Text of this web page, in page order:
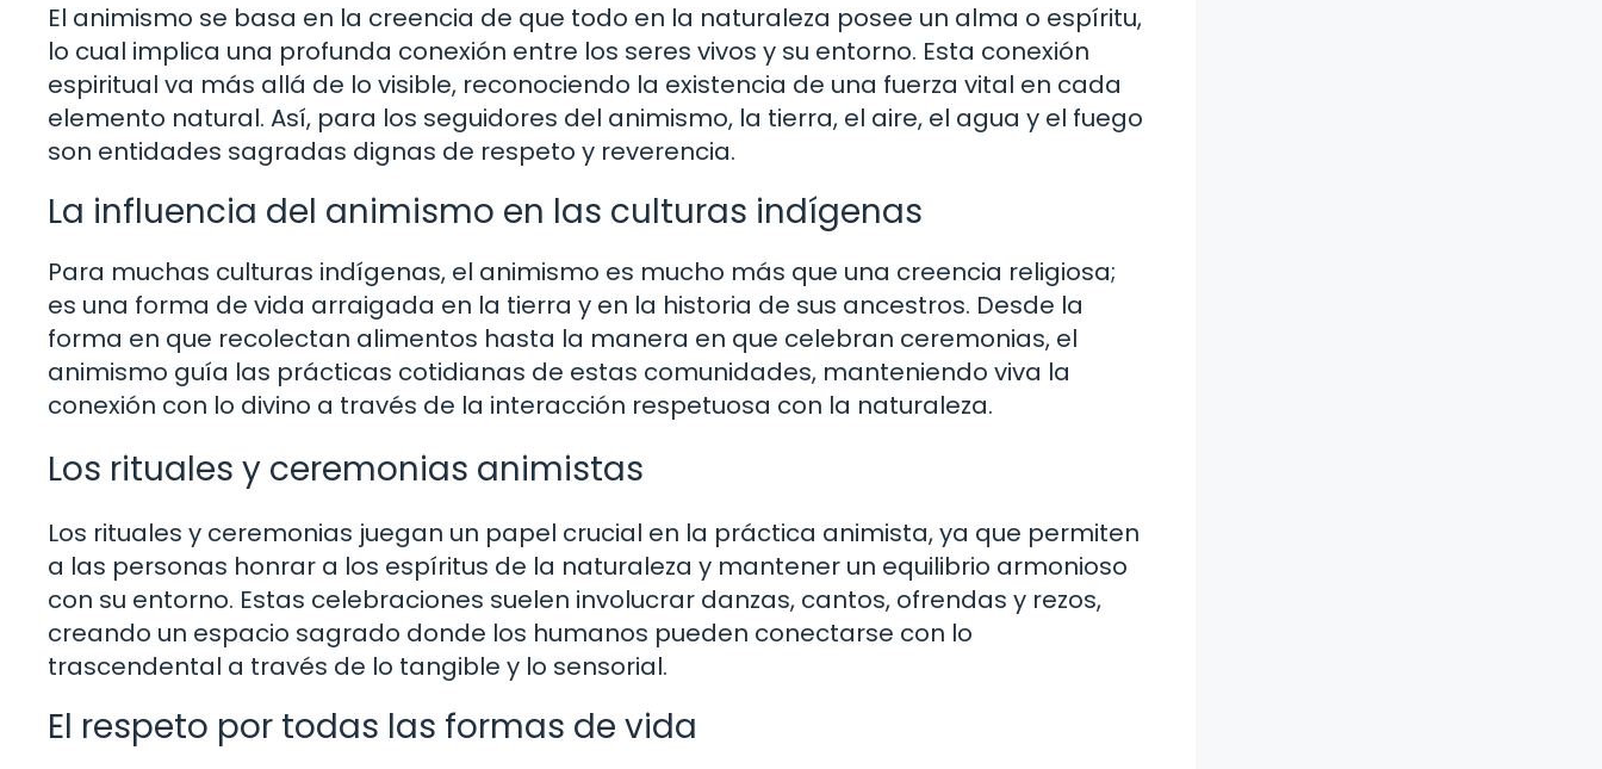
El animismo se basa en la creencia de que todo en la naturaleza posee un alma o espíritu,
lo cual implica una profunda conexión entre los seres vivos y su entorno. Esta conexión
espiritual va más allá de lo visible, reconociendo la existencia de una fuerza vital en cada
elemento natural. Así, para los seguidores del animismo, la tierra, el aire, el agua y el fuego
son entidades sagradas dignas de respeto y reverencia.
La influencia del animismo en las culturas indígenas
Para muchas culturas indígenas, el animismo es mucho más que una creencia religiosa;
es una forma de vida arraigada en la tierra y en la historia de sus ancestros. Desde la
forma en que recolectan alimentos hasta la manera en que celebran ceremonias, el
animismo guía las prácticas cotidianas de estas comunidades, manteniendo viva la
conexión con lo divino a través de la interacción respetuosa con la naturaleza.
Los rituales y ceremonias animistas
Los rituales y ceremonias juegan un papel crucial en la práctica animista, ya que permiten
a las personas honrar a los espíritus de la naturaleza y mantener un equilibrio armonioso
con su entorno. Estas celebraciones suelen involucrar danzas, cantos, ofrendas y rezos,
creando un espacio sagrado donde los humanos pueden conectarse con lo
trascendental a través de lo tangible y lo sensorial.
El respeto por todas las formas de vida